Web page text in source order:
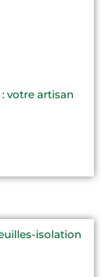
votre artisan